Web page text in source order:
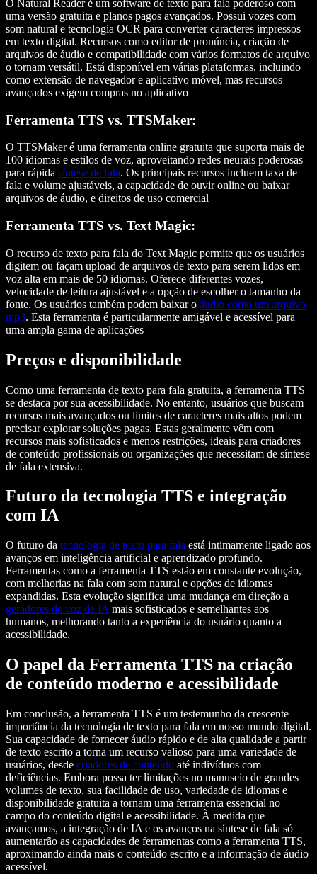
O Natural Reader é um software de texto para fala poderoso com
uma versão gratuita e planos pagos avançados. Possui vozes com
som natural e tecnologia OCR para converter caracteres impressos
em texto digital. Recursos como editor de pronúncia, criação de
arquivos de áudio e compatibilidade com vários formatos de arquivo
o tornam versátil. Está disponível em várias plataformas, incluindo
como extensão de navegador e aplicativo móvel, mas recursos
avançados exigem compras no aplicativo
Ferramenta TTS vs. TTSMaker:
O TTSMaker é uma ferramenta online gratuita que suporta mais de
100 idiomas e estilos de voz, aproveitando redes neurais poderosas
para rápida síntese de fala. Os principais recursos incluem taxa de
fala e volume ajustáveis, a capacidade de ouvir online ou baixar
arquivos de áudio, e direitos de uso comercial
Ferramenta TTS vs. Text Magic:
O recurso de texto para fala do Text Magic permite que os usuários
digitem ou façam upload de arquivos de texto para serem lidos em
voz alta em mais de 50 idiomas. Oferece diferentes vozes,
velocidade de leitura ajustável e a opção de escolher o tamanho da
fonte. Os usuários também podem baixar o áudio como um arquivo
mp3. Esta ferramenta é particularmente amigável e acessível para
uma ampla gama de aplicações
Preços e disponibilidade
Como uma ferramenta de texto para fala gratuita, a ferramenta TTS
se destaca por sua acessibilidade. No entanto, usuários que buscam
recursos mais avançados ou limites de caracteres mais altos podem
precisar explorar soluções pagas. Estas geralmente vêm com
recursos mais sofisticados e menos restrições, ideais para criadores
de conteúdo profissionais ou organizações que necessitam de síntese
de fala extensiva.
Futuro da tecnologia TTS e integração
com IA
O futuro da tecnologia de texto para fala está intimamente ligado aos
avanços em inteligência artificial e aprendizado profundo.
Ferramentas como a ferramenta TTS estão em constante evolução,
com melhorias na fala com som natural e opções de idiomas
expandidas. Esta evolução significa uma mudança em direção a
geradores de voz de IA mais sofisticados e semelhantes aos
humanos, melhorando tanto a experiência do usuário quanto a
acessibilidade.
O papel da Ferramenta TTS na criação
de conteúdo moderno e acessibilidade
Em conclusão, a ferramenta TTS é um testemunho da crescente
importância da tecnologia de texto para fala em nosso mundo digital.
Sua capacidade de fornecer áudio rápido e de alta qualidade a partir
de texto escrito a torna um recurso valioso para uma variedade de
usuários, desde criadores de conteúdo até indivíduos com
deficiências. Embora possa ter limitações no manuseio de grandes
volumes de texto, sua facilidade de uso, variedade de idiomas e
disponibilidade gratuita a tornam uma ferramenta essencial no
campo do conteúdo digital e acessibilidade. À medida que
avançamos, a integração de IA e os avanços na síntese de fala só
aumentarão as capacidades de ferramentas como a ferramenta TTS,
aproximando ainda mais o conteúdo escrito e a informação de áudio
acessível.